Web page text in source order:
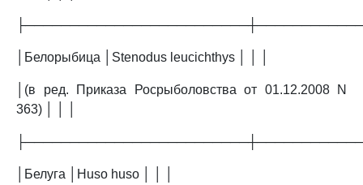
│Белорыбица │Stenodus leucichthys │ │ │
│(в ред. Приказа Росрыболовства от 01.12.2008 N
363) │ │ │
│Белуга │Huso huso │ │ │